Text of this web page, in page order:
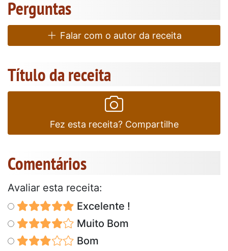
Perguntas
Falar com o autor da receita
Título da receita
Fez esta receita? Compartilhe
Comentários
Avaliar esta receita:
Excelente !
Muito Bom
Bom